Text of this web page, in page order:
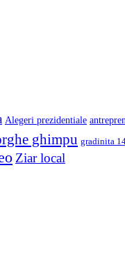
Alegeri prezidentiale
ghimpu gradinita
Ziar local